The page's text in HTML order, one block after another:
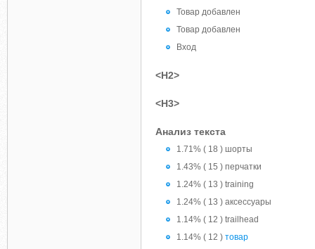
Товар добавлен
Товар добавлен
Вход
<H2>
<H3>
Анализ текста
1.71% ( 18 ) шорты
1.43% ( 15 ) перчатки
1.24% ( 13 ) training
1.24% ( 13 ) аксессуары
1.14% ( 12 ) trailhead
1.14% ( 12 ) товар